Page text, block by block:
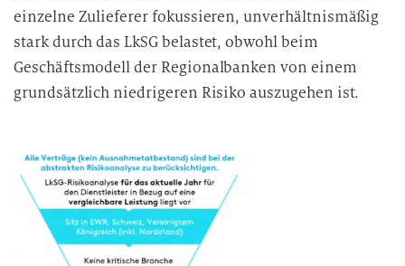
t
e
n
r
r
einzelne Zulieferer fokussieren, unverhältnismäßig
stark durch das LkSG belastet, obwohl beim
Geschäftsmodell der Regionalbanken von einem
grundsätzlich niedrigeren Risiko auszugehen ist.